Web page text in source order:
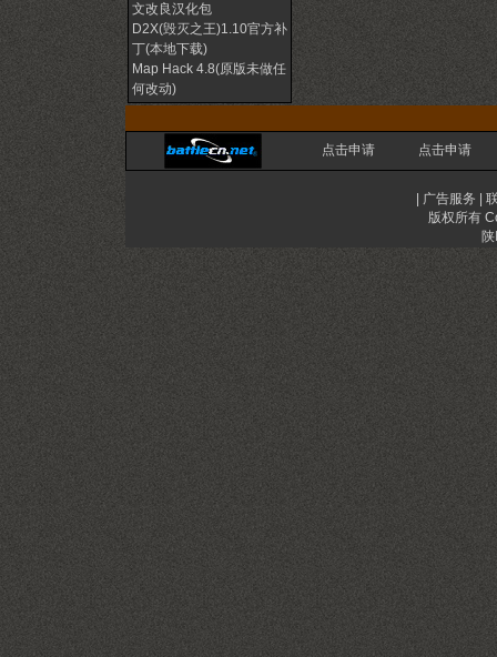
文改良汉化包
D2X(毁灭之王)1.10官方补
丁(本地下载)
Map Hack 4.8(原版未做任
何改动)
点击申请 点击申请
| 广告服务 |
版权所有